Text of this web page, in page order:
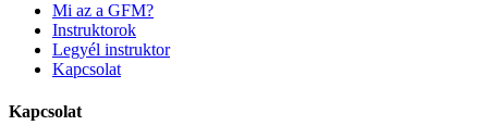
Mi az a GFM?
Instruktorok
Legyél instruktor
Kapcsolat
Kapcsolat